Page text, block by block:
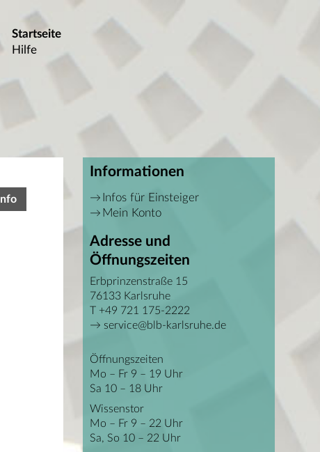
Startseite
Hilfe
Info
Informationen
Infos für Einsteiger
Mein Konto
Adresse und
Öffnungszeiten
Erbprinzenstraße 15
76133 Karlsruhe
T +49 721 175-2222
service@blb-karlsruhe.de
Öffnungszeiten
Mo – Fr 9 – 19 Uhr
Sa 10 – 18 Uhr
Wissenstor
Mo – Fr 9 – 22 Uhr
Sa, So 10 – 22 Uhr